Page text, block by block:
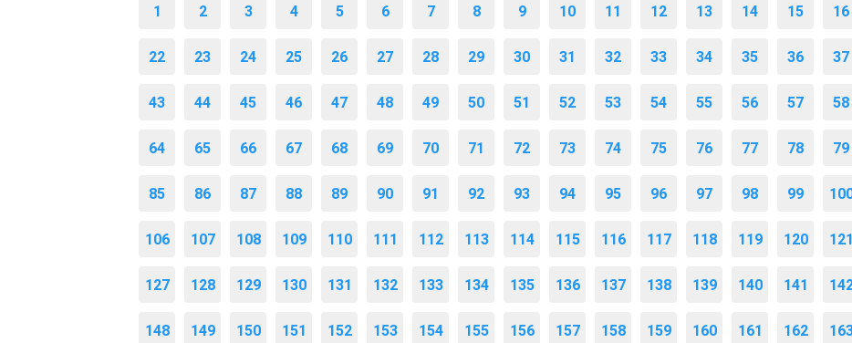
1 2 3 4 5 6 7 8 9 10 11 12 13 14 15 16
22 23 24 25 26 27 28 29 30 31 32 33 34 35 36 37
43 44 45 46 47 48 49 50 51 52 53 54 55 56 57 58
64 65 66 67 68 69 70 71 72 73 74 75 76 77 78 79
85 86 87 88 89 90 91 92 93 94 95 96 97 98 99
106 107 108 109 110 111 112 113 114 115 116 117 118 119 120 121
127 128 129 130 131 132 133 134 135 136 137 138 139 140 141
148 149 150 151 152 153 154 155 156 157 158 159 160 161 162